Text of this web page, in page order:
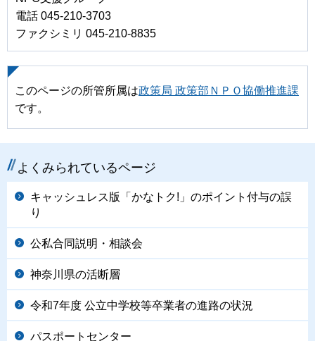
電話 045-210-3703
ファクシミリ 045-210-8835
このページの所管所属は政策局 政策部ＮＰＯ協働推進課
です。
よくみられているページ
キャッシュレス版「かなトク!」のポイント付与の誤
り
公私合同説明・相談会
神奈川県の活断層
令和7年度 公立中学校等卒業者の進路の状況
パスポートセンター